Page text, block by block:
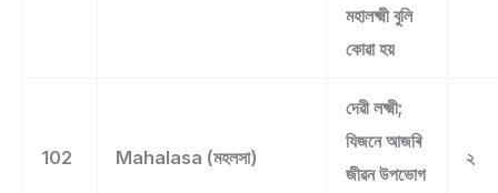
মহালক্ষ্মী বুলি
কোৱা হয়
102 Mahalasa (মহলসা)
দেৱী লক্ষ্মী;
যিজনে আজৰি
জীৱন উপভোগ
২